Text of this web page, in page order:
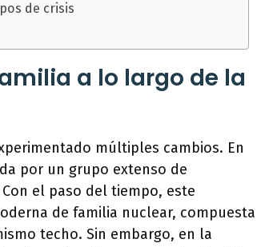
de crisis
a lo largo de la
múltiples cambios. En
por un grupo extenso de
el paso del tiempo, este
de familia nuclear, compuesta
techo. Sin embargo, en la